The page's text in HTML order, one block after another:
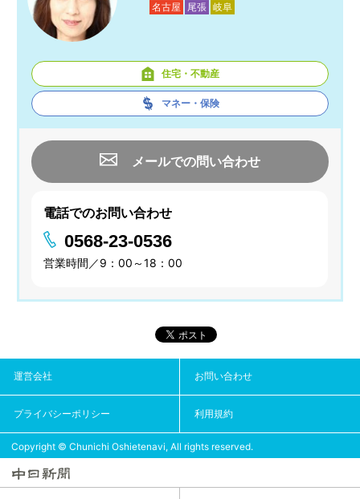
名古屋 尾張 岐阜
住宅・不動産
マネー・保険
メールでの問い合わせ
電話でのお問い合わせ
0568-23-0536
営業時間／9：00～18：00
運営会社 お問い合わせ
プライバシーポリシー 利用規約
Copyright © Chunichi Oshietenavi, All rights reserved.